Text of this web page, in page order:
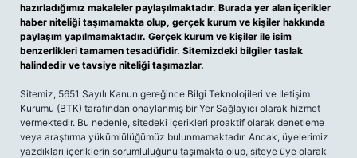
hazırladığımız makaleler paylaşılmaktadır. Burada yer alan içerikler
haber niteliği taşımamakta olup, gerçek kurum ve kişiler hakkında
paylaşım yapılmamaktadır. Gerçek kurum ve kişiler ile isim
benzerlikleri tamamen tesadüfidir. Sitemizdeki bilgiler taslak
halindedir ve tavsiye niteliği taşımazlar.
Sitemiz, 5651 Sayılı Kanun gereğince Bilgi Teknolojileri ve İletişim
Kurumu (BTK) tarafından onaylanmış bir Yer Sağlayıcı olarak hizmet
vermektedir. Bu nedenle, sitedeki içerikleri proaktif olarak denetleme
veya araştırma yükümlülüğümüz bulunmamaktadır. Ancak, üyelerimiz
yazdıkları içeriklerin sorumluluğunu taşımakta olup, siteye üye olarak